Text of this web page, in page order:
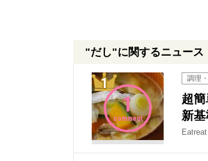
"だし"に関するニュース
1
comment
1位 調理
超
新